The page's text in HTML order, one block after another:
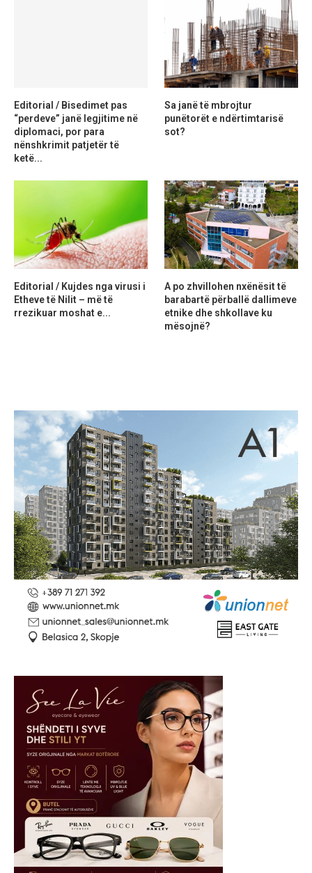
Editorial / Bisedimet pas
“perdeve” janë legjitime në
diplomaci, por para
nënshkrimit patjetër të
ketë...
Sa janë të mbrojtur
punëtorët e ndërtimtarisë
sot?
Editorial / Kujdes nga virusi i
Etheve të Nilit – më të
rrezikuar moshat e...
A po zhvillohen nxënësit të
barabartë përballë dallimeve
etnike dhe shkollave ku
mësojnë?